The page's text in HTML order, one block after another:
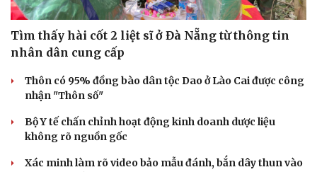
Tìm thấy hài cốt 2 liệt sĩ ở Đà Nẵng từ thông tin
nhân dân cung cấp
Thôn có 95% đồng bào dân tộc Dao ở Lào Cai được công
nhận "Thôn số"
Bộ Y tế chấn chỉnh hoạt động kinh doanh dược liệu
không rõ nguồn gốc
Xác minh làm rõ video bảo mẫu đánh, bắn dây thun vào